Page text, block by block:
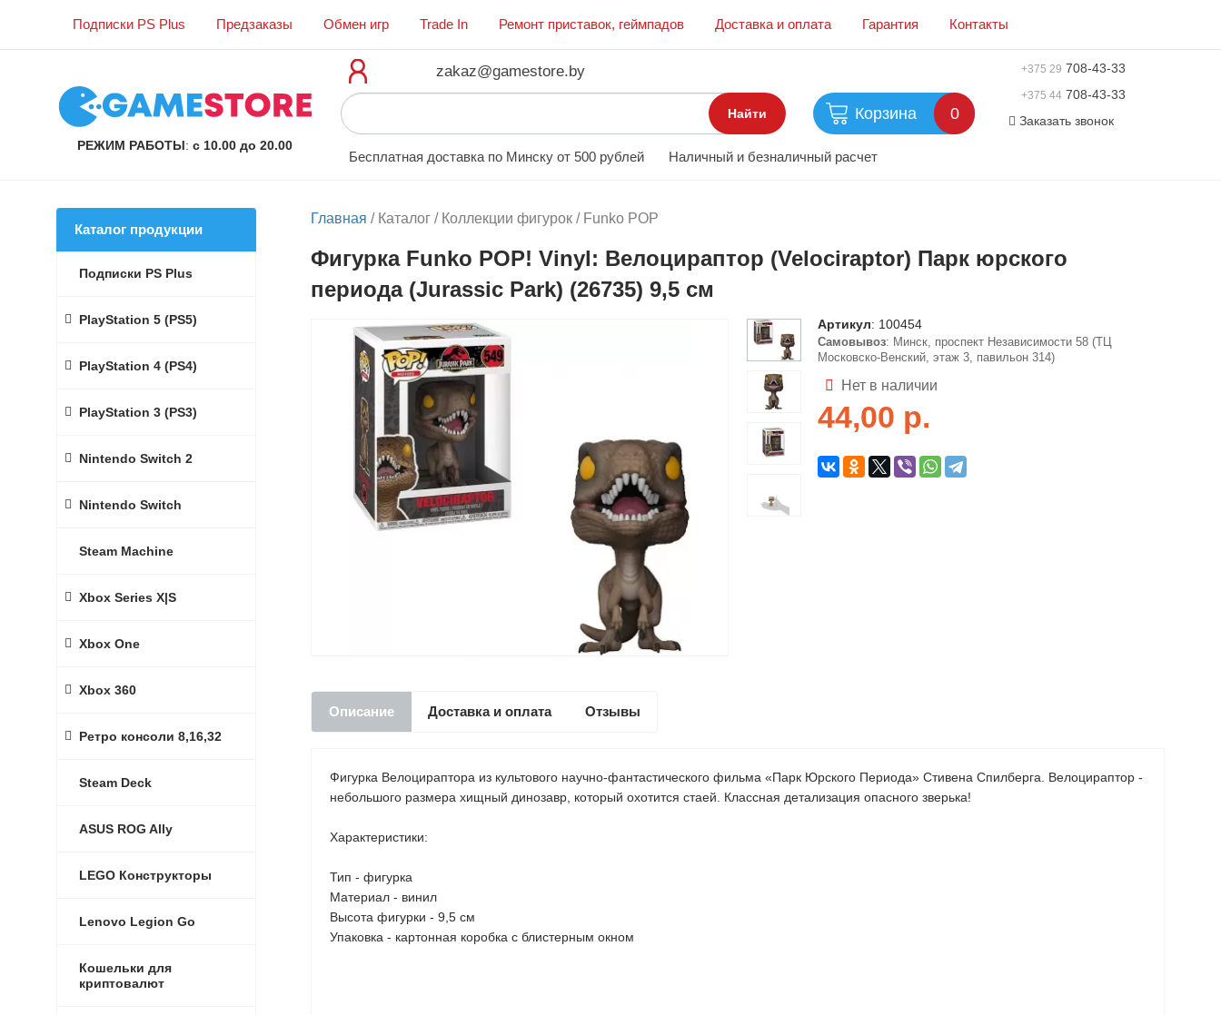
Подписки PS Plus Предзаказы Обмен игр Trade In Ремонт приставок, геймпадов Доставка и оплата Гарантия Контакты
РЕЖИМ РАБОТЫ: с 10.00 до 20.00
zakaz@gamestore.by
Найти Корзина 0
+375 29 708-43-33
+375 44708-43-33
Заказать звонок
Бесплатная доставка по Минску от 500 рублей Наличный и безналичный расчет
Главная / Каталог / Коллекции фигурок / Funko POP
Фигурка Funko POP! Vinyl: Велоцираптор (Velociraptor) Парк юрского
периода (Jurassic Park) (26735) 9,5 см
Артикул: 100454
Самовывоз: Минск, проспект Независимости 58 (ТЦ
Московско-Венский, этаж 3, павильон 314)
Нет в наличии
44,00 р.
Описание Доставка и оплата Отзывы
Фигурка Велоцираптора из культового научно-фантастического фильма «Парк Юрского Периода» Стивена Спилберга. Велоцираптор -
небольшого размера хищный динозавр, который охотится стаей. Классная детализация опасного зверька!
Характеристики:
Тип - фигурка
Материал - винил
Высота фигурки - 9,5 см
Упаковка - картонная коробка с блистерным окном
Каталог продукции
Подписки PS Plus
PlayStation 5 (PS5)
PlayStation 4 (PS4)
PlayStation 3 (PS3)
Nintendo Switch 2
Nintendo Switch
Steam Machine
Xbox Series X|S
Xbox One
Xbox 360
Ретро консоли 8,16,32
Steam Deck
ASUS ROG Ally
LEGO Конструкторы
Lenovo Legion Go
Кошельки для
криптовалют